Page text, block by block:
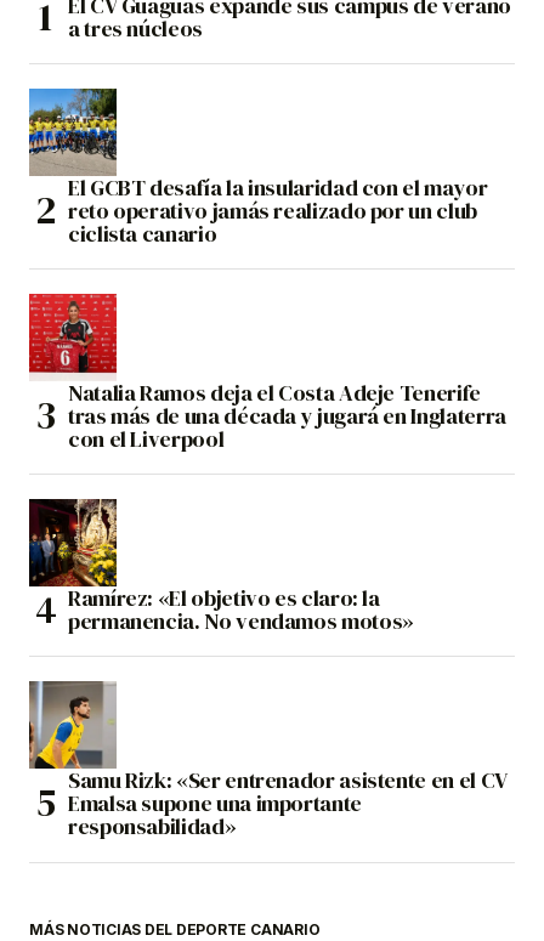
a tres núcleos
El GCBT desafía la insularidad con el mayor
reto operativo jamás realizado por un club
ciclista canario
Natalia Ramos deja el Costa Adeje Tenerife
tras más de una década y jugará en Inglaterra
con el Liverpool
Ramírez: «El objetivo es claro: la
permanencia. No vendamos motos»
Samu Rizk: «Ser entrenador asistente en el CV
Emalsa supone una importante
responsabilidad»
MÁS NOTICIAS DEL DEPORTE CANARIO